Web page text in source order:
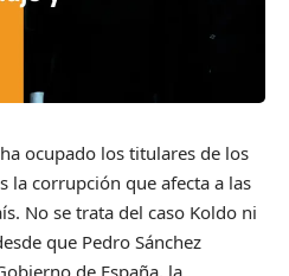
ocupado los titulares de los
la corrupción que afecta a las
No se trata del caso Koldo ni
que Pedro Sánchez
de España, la